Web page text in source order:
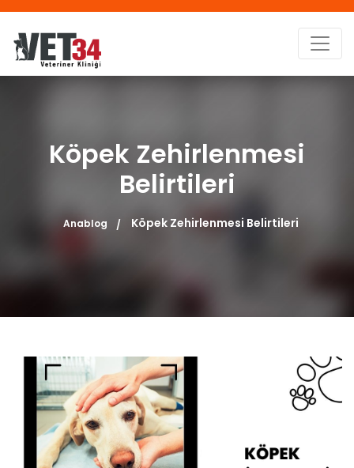
Köpek Zehirlenmesi
Belirtileri
Anablog Köpek Zehirlenmesi Belirtileri